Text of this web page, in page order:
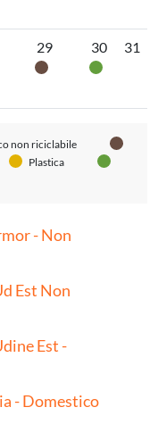
non riciclabile
pannoloni
non riciclabile
29
Organico umido
30
Vetro
31
non riciclabile
Plastica
- Non
Est Non
Est -
- Domestico